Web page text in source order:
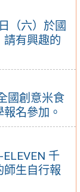
（六）於國
請有興趣的
國創意米食
名參加。
千
師生自行報